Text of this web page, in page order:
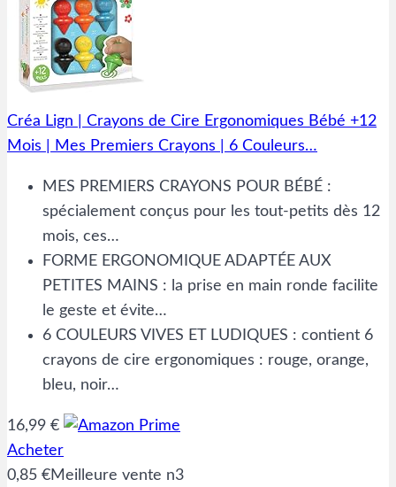
Créa Lign | Crayons de Cire Ergonomiques Bébé +12
Mois | Mes Premiers Crayons | 6 Couleurs…
MES PREMIERS CRAYONS POUR BÉBÉ :
spécialement conçus pour les tout-petits dès 12
mois, ces…
FORME ERGONOMIQUE ADAPTÉE AUX
PETITES MAINS : la prise en main ronde facilite
le geste et évite…
6 COULEURS VIVES ET LUDIQUES : contient 6
crayons de cire ergonomiques : rouge, orange,
bleu, noir…
16,99 €
Acheter
0,85 €Meilleure vente n3